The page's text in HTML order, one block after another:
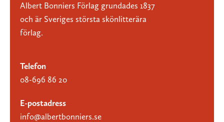
Albert Bonniers Förlag grundades 1837
och är Sveriges största skönlitterära
förlag.
Telefon
08-696 86 20
E-postadress
info@albertbonniers.se